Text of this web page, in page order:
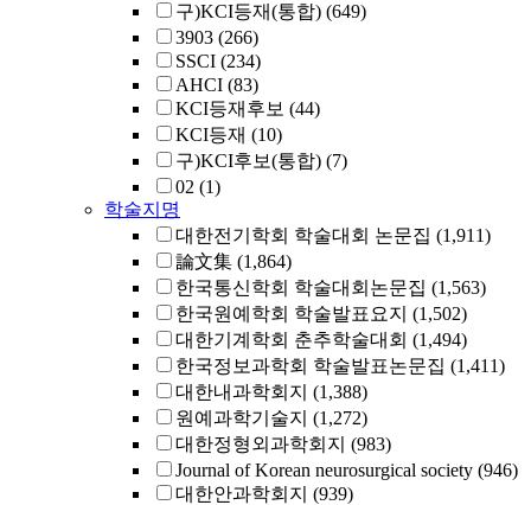
구)KCI등재(통합) (649)
3903 (266)
SSCI (234)
AHCI (83)
KCI등재후보 (44)
KCI등재 (10)
구)KCI후보(통합) (7)
02 (1)
학술지명
대한전기학회 학술대회 논문집 (1,911)
論文集 (1,864)
한국통신학회 학술대회논문집 (1,563)
한국원예학회 학술발표요지 (1,502)
대한기계학회 춘추학술대회 (1,494)
한국정보과학회 학술발표논문집 (1,411)
대한내과학회지 (1,388)
원예과학기술지 (1,272)
대한정형외과학회지 (983)
Journal of Korean neurosurgical society (946)
대한안과학회지 (939)